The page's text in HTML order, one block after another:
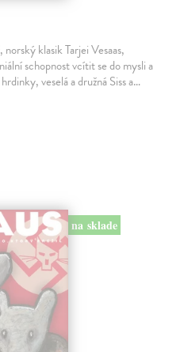
klasik Tarjei Vesaas,
schopnost vcítit se do mysli a
veselá a družná Siss a…
na sklade